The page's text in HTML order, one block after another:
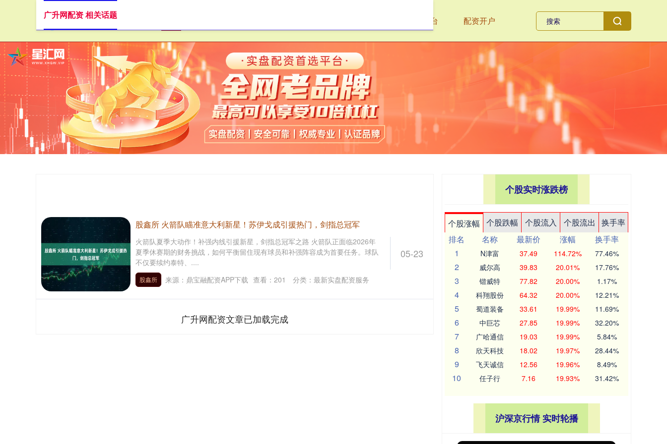
正规合法股票配资平台 配资开户
广升网配资 相关话题
05-23
股鑫所 火箭队瞄准意大利新星！苏伊戈成引援热门，剑指总冠军
火箭队夏季大动作！补强内线引援新星，剑指总冠军之路 火箭队正面临2026年
夏季休赛期的财务挑战，如何平衡留住现有球员和补强阵容成为首要任务。球队
不仅要续约泰特、....
股鑫所 来源：鼎宝融配资APP下载 查看： 201 分类： 最新实盘配资服务
广升网配资文章已加载完成
个股实时涨跌榜
个股涨幅 个股跌幅 个股流入 个股流出
换手率
排名
名称 最新价 涨幅
换手率
1
N津富 37.49 114.72% 77.46%
2 威尔高 39.83 20.01% 17.76%
3 锴威特 77.82 20.00% 1.17%
4 科翔股份 64.32 20.00% 12.21%
5 蜀道装备 33.61 19.99% 11.69%
6 中巨芯 27.85 19.99% 32.20%
7 广哈通信 19.03 19.99% 5.84%
8 欣天科技 18.02 19.97% 28.44%
9 飞天诚信 12.56 19.96% 8.49%
10 任子行 7.16 19.93% 31.42%
沪深京行情 实时轮播